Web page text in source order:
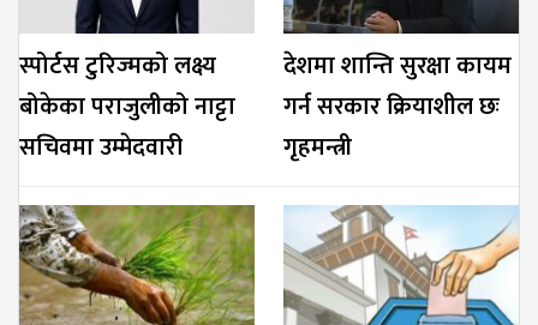
स्पोर्टस टुरिज्मको लक्ष्य
बोकेका पराजुलीको नाट्टा
सचिवमा उम्मेदवारी
देशमा शान्ति सुरक्षा कायम
गर्न सरकार क्रियाशील छः
गृहमन्त्री